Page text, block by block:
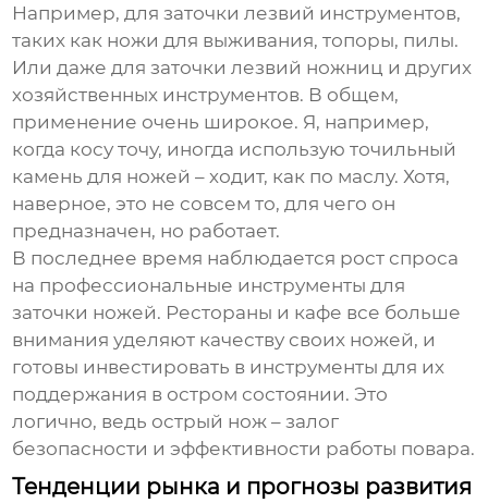
Например, для заточки лезвий инструментов,
таких как ножи для выживания, топоры, пилы.
Или даже для заточки лезвий ножниц и других
хозяйственных инструментов. В общем,
применение очень широкое. Я, например,
когда косу точу, иногда использую точильный
камень для ножей – ходит, как по маслу. Хотя,
наверное, это не совсем то, для чего он
предназначен, но работает.
В последнее время наблюдается рост спроса
на профессиональные инструменты для
заточки ножей. Рестораны и кафе все больше
внимания уделяют качеству своих ножей, и
готовы инвестировать в инструменты для их
поддержания в остром состоянии. Это
логично, ведь острый нож – залог
безопасности и эффективности работы повара.
Тенденции рынка и прогнозы развития